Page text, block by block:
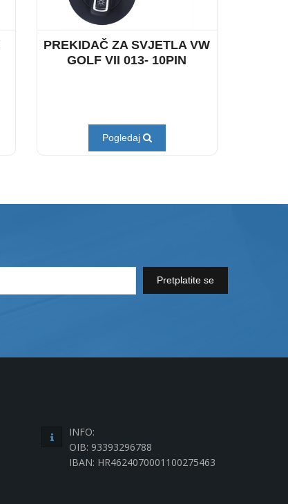
PREKIDAČ ZA SVJETLA VW
GOLF VII 013- 10PIN
Pogledaj
Pretplatite se
INFO:
OIB: 93393296788
IBAN: HR4624070001100275463